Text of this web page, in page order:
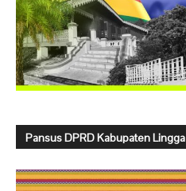
Pansus DPRD Kabupaten Lingga